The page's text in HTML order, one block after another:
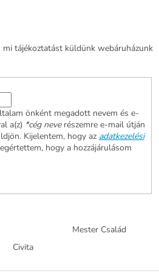
mi tájékoztatást küldünk webáruházunk
önként megadott nevem és e-
a(z) *cég neverészemre e-mail útján
Kijelentem, hogy az adatkezelési
hogy a hozzájárulásom
Mester Család
Civita